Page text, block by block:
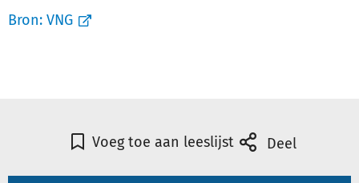
Bron: VNG
Voeg toe aan leeslijst Deel